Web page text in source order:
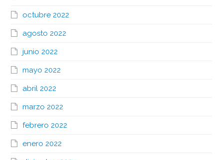
octubre 2022
agosto 2022
junio 2022
mayo 2022
abril 2022
marzo 2022
febrero 2022
enero 2022